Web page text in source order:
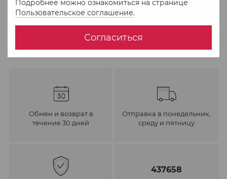
Подробнее можно ознакомиться на странице
Пользовательское соглашение.
Согласиться
В избранное К сравнению
Обмен и возврат в
течение 30 дней
Отправка в понедельник,
среду и пятницу
437658